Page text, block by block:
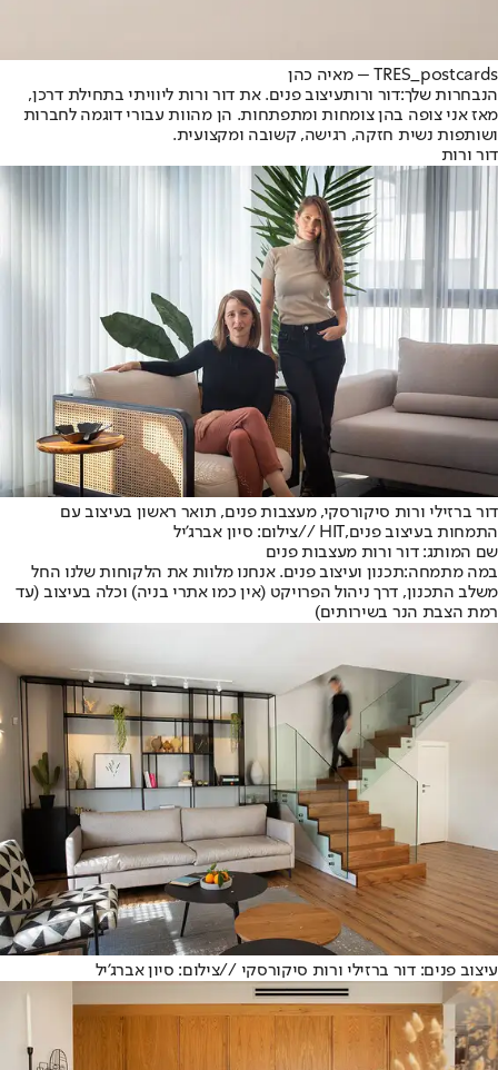
TRES_postcards – מאיה כהן
הנבחרות שלך:דור ורותעיצוב פנים. את דור ורות ליוויתי בתחילת דרכן,
מאז אני צופה בהן צומחות ומתפתחות. הן מהוות עבורי דוגמה לחברות
ושותפות נשית חזקה, רגישה, קשובה ומקצועית.
דור ורות
דור ברזילי ורות סיקורסקי, מעצבות פנים, תואר ראשון בעיצוב עם
התמחות בעיצוב פנים,HIT //צילום: סיון אברג'יל
שם המותג: דור ורות מעצבות פנים
במה מתמחה:תכנון ועיצוב פנים. אנחנו מלוות את הלקוחות שלנו החל
משלב התכנון, דרך ניהול הפרויקט (אין כמו אתרי בניה) וכלה בעיצוב (עד
רמת הצבת הנר בשירותים)
עיצוב פנים: דור ברזילי ורות סיקורסקי //צילום: סיון אברג'יל